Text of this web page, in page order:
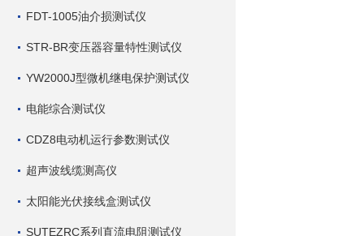
FDT-1005油介损测试仪
STR-BR变压器容量特性测试仪
YW2000J型微机继电保护测试仪
电能综合测试仪
CDZ8电动机运行参数测试仪
超声波线缆测高仪
太阳能光伏接线盒测试仪
SUTEZRC系列直流电阻测试仪